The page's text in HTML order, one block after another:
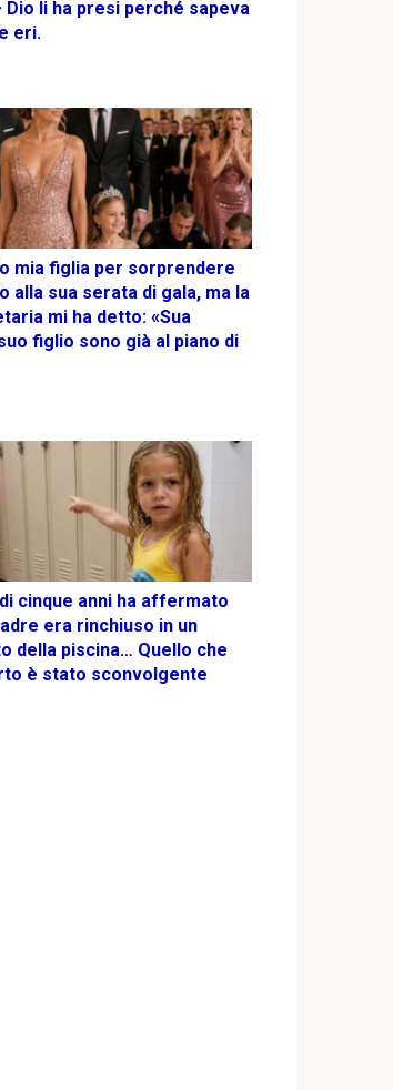
li ha presi perché sapeva
eri.
mia figlia per sorprendere
alla sua serata di gala, ma la
mi ha detto: «Sua
figlio sono già al piano di
cinque anni ha affermato
era rinchiuso in un
della piscina… Quello che
è stato sconvolgente